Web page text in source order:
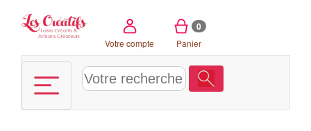
Votre compte
0
Panier